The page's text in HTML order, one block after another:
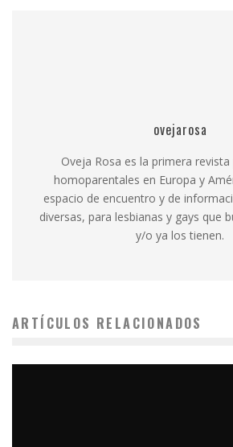
ovejarosa
Oveja Rosa es la primera
homoparentales en Europa y
espacio de encuentro y de
diversas, para lesbianas y gays que
y/o ya los tienen.
ARTÍCULOS RELACIONADOS